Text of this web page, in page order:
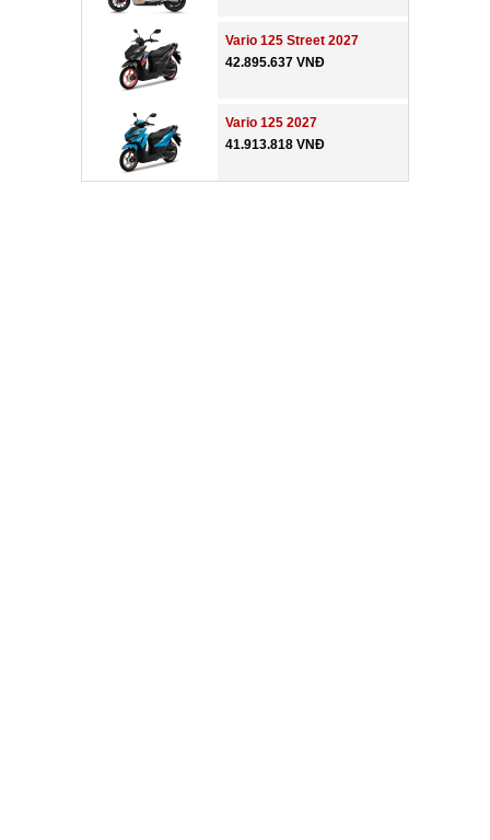
Vario 125 Street 2027
42.895.637 VNĐ
Vario 125 2027
41.913.818 VNĐ